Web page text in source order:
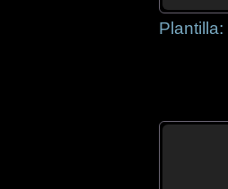
Plantilla: